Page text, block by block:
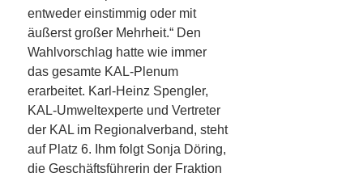
entweder einstimmig oder mit
äußerst großer Mehrheit.“ Den
Wahlvorschlag hatte wie immer
das gesamte KAL-Plenum
erarbeitet. Karl-Heinz Spengler,
KAL-Umweltexperte und Vertreter
der KAL im Regionalverband, steht
auf Platz 6. Ihm folgt Sonja Döring,
die Geschäftsführerin der Fraktion